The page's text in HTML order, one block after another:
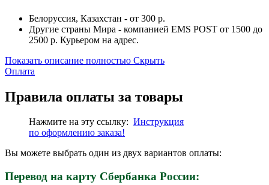
Белоруссия, Казахстан - от 300 р.
Другие страны Мира - компанией EMS POST от 1500 до
2500 р. Курьером на адрес.
Показать описание полностью Скрыть
Оплата
Правила оплаты за товары
Нажмите на эту ссылку: Инструкция
по оформлению заказа!
Вы можете выбрать один из двух вариантов оплаты:
Перевод на карту Сбербанка России: